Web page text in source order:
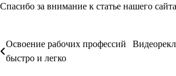
Спасибо за внимание к статье нашего сайта
Навигация
по
Освоение рабочих профессий
быстро и легко